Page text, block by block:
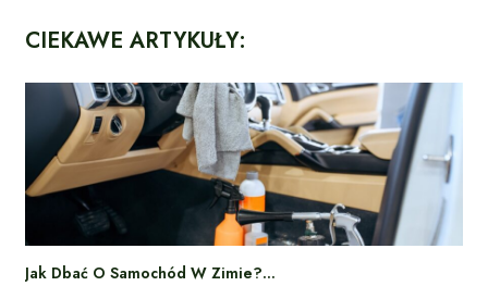
CIEKAWE ARTYKUŁY:
Jak Dbać O Samochód W Zimie?…